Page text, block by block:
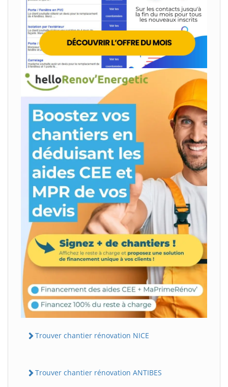
Trouver chantier rénovation NICE
Trouver chantier rénovation ANTIBES